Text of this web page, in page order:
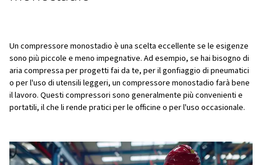
Differenze e vantaggi
Requisiti di pressione: i compressori monostadio